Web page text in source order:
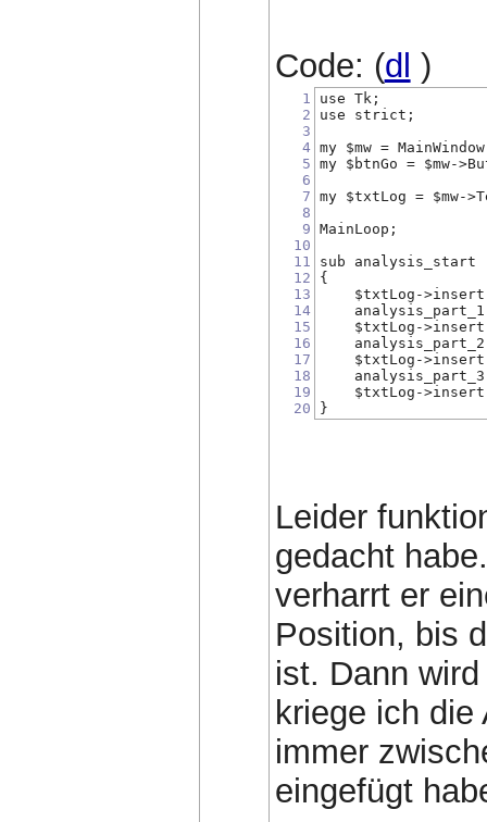
Code: (dl )
1
2
3
4
5
6
7
8
9
10
11
12
13
14
15
16
17
18
19
20
use Tk;
use strict;
my $mw =
my $btnGo = $mw-
my $txtLog = $mw-
MainLoop;
sub analysis_start
{
$txtLog-
$txtLog-
$txtLog-
$txtLog-
}
Leider
gedacht
verharrt er
Position, bis
ist. Dann
kriege ich
immer
eingefügt